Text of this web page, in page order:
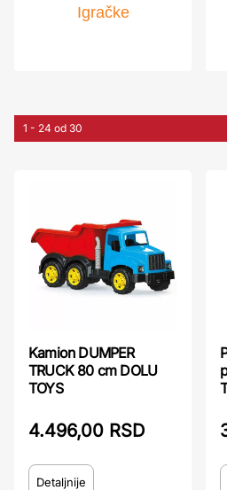
Igračke
1 - 24 od 30
Kamion DUMPER
TRUCK 80 cm DOLU
TOYS
4.496,00 RSD
Detaljnije